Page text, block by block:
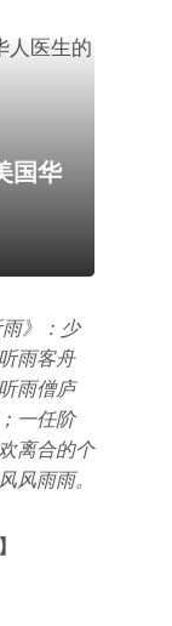
国华
》：少
雨客舟
雨僧庐
一任阶
离合的个
风雨雨。